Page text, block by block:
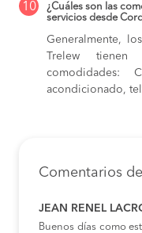
10
¿Cuáles son las
servicios desde
Generalmente,
Trelew tienen
comodidades:
acondicionado,
Comentarios de
JEAN RENEL
Buenos días como